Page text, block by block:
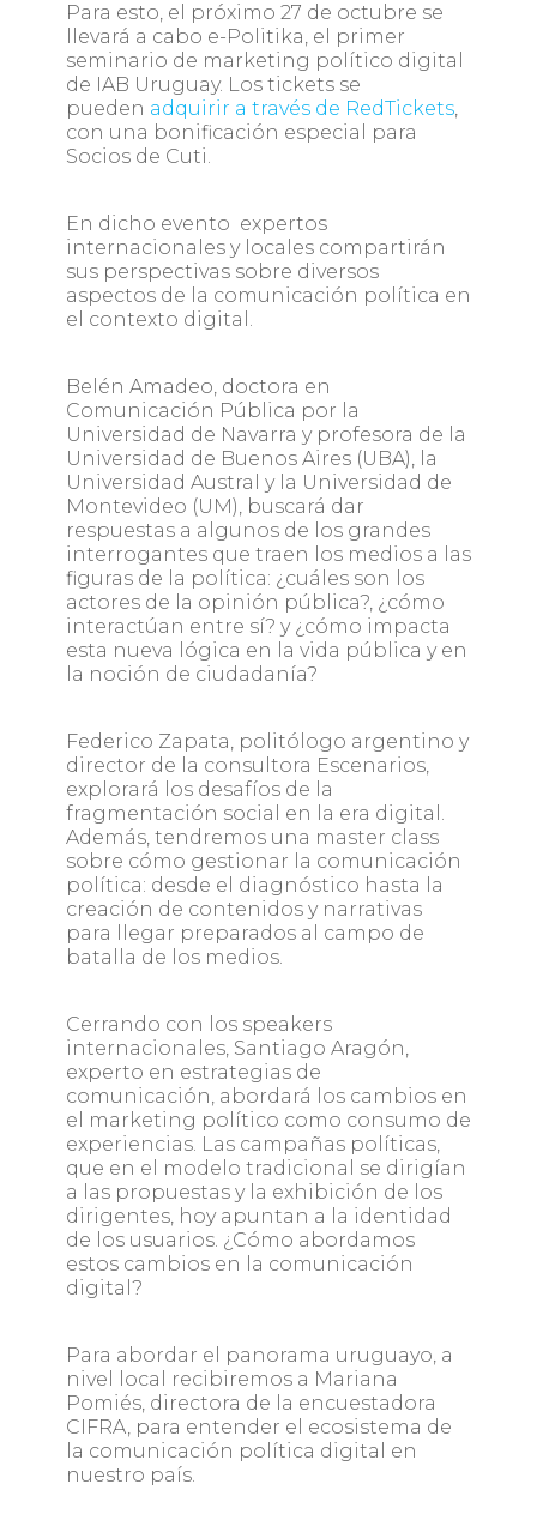
Para esto, el próximo 27 de octubre se
llevará a cabo e-Politika, el primer
seminario de marketing político digital
de IAB Uruguay. Los tickets se
pueden adquirir a través de RedTickets,
con una bonificación especial para
Socios de Cuti.
En dicho evento expertos
internacionales y locales compartirán
sus perspectivas sobre diversos
aspectos de la comunicación política en
el contexto digital.
Belén Amadeo, doctora en
Comunicación Pública por la
Universidad de Navarra y profesora de la
Universidad de Buenos Aires (UBA), la
Universidad Austral y la Universidad de
Montevideo (UM), buscará dar
respuestas a algunos de los grandes
interrogantes que traen los medios a las
figuras de la política: ¿cuáles son los
actores de la opinión pública?, ¿cómo
interactúan entre sí? y ¿cómo impacta
esta nueva lógica en la vida pública y en
la noción de ciudadanía?
Federico Zapata, politólogo argentino y
director de la consultora Escenarios,
explorará los desafíos de la
fragmentación social en la era digital.
Además, tendremos una master class
sobre cómo gestionar la comunicación
política: desde el diagnóstico hasta la
creación de contenidos y narrativas
para llegar preparados al campo de
batalla de los medios.
Cerrando con los speakers
internacionales, Santiago Aragón,
experto en estrategias de
comunicación, abordará los cambios en
el marketing político como consumo de
experiencias. Las campañas políticas,
que en el modelo tradicional se dirigían
a las propuestas y la exhibición de los
dirigentes, hoy apuntan a la identidad
de los usuarios. ¿Cómo abordamos
estos cambios en la comunicación
digital?
Para abordar el panorama uruguayo, a
nivel local recibiremos a Mariana
Pomiés, directora de la encuestadora
CIFRA, para entender el ecosistema de
la comunicación política digital en
nuestro país.